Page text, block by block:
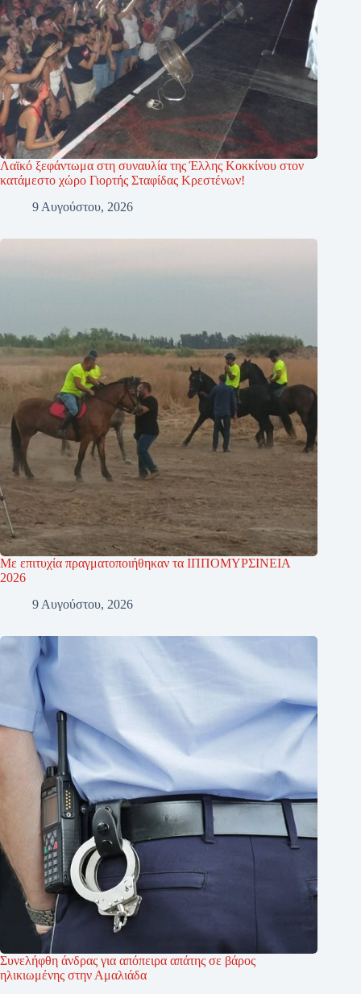
Λαϊκό ξεφάντωμα στη συναυλία της Έλλης Κοκκίνου στον
κατάμεστο χώρο Γιορτής Σταφίδας Κρεστένων!
9 Αυγούστου, 2026
Με επιτυχία πραγματοποιήθηκαν τα ΙΠΠΟΜΥΡΣΙΝΕΙΑ
2026
9 Αυγούστου, 2026
Συνελήφθη άνδρας για απόπειρα απάτης σε βάρος
ηλικιωμένης στην Αμαλιάδα